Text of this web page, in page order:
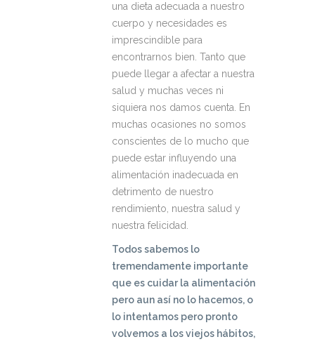
una dieta adecuada a nuestro
cuerpo y necesidades es
imprescindible para
encontrarnos bien. Tanto que
puede llegar a afectar a nuestra
salud y muchas veces ni
siquiera nos damos cuenta. En
muchas ocasiones no somos
conscientes de lo mucho que
puede estar influyendo una
alimentación inadecuada en
detrimento de nuestro
rendimiento, nuestra salud y
nuestra felicidad.
Todos sabemos lo
tremendamente importante
que es cuidar la alimentación
pero aun así no lo hacemos, o
lo intentamos pero pronto
volvemos a los viejos hábitos,